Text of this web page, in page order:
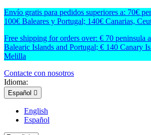
Envío gratis para pedidos superiores a: 70€
100€ Baleares y Portugal; 140€ Canarias,
Free shipping for orders over: € 70 peninsula
Balearic Islands and Portugal; € 140 Canary
Melilla
Contacte con nosotros
Idioma:
Español 
English
Español